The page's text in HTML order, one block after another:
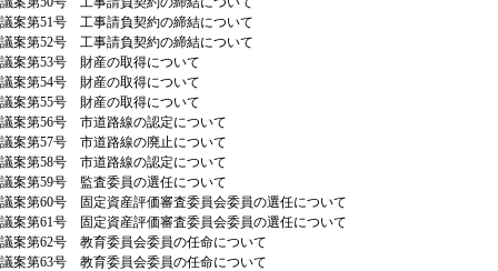
議案第51号 工事請負契約の締結について
議案第52号 工事請負契約の締結について
議案第53号 財産の取得について
議案第54号 財産の取得について
議案第55号 財産の取得について
議案第56号 市道路線の認定について
議案第57号 市道路線の廃止について
議案第58号 市道路線の認定について
議案第59号 監査委員の選任について
議案第60号 固定資産評価審査委員会委員の選任について
議案第61号 固定資産評価審査委員会委員の選任について
議案第62号 教育委員会委員の任命について
議案第63号 教育委員会委員の任命について